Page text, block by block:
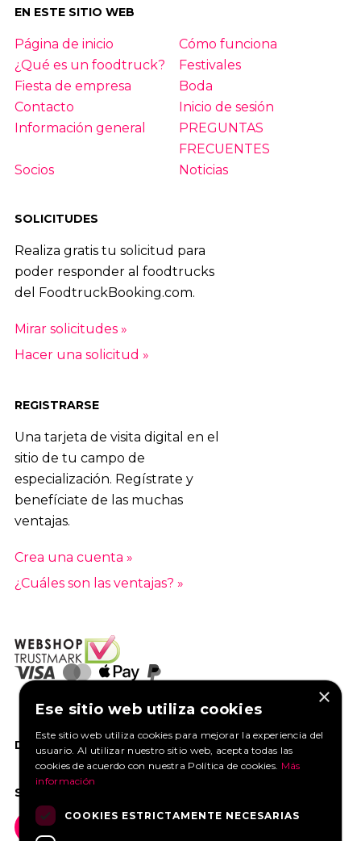
EN ESTE SITIO WEB
Página de inicio
Cómo funciona
¿Qué es un foodtruck?
Festivales
Fiesta de empresa
Boda
Contacto
Inicio de sesión
Información general
PREGUNTAS
FRECUENTES
Socios
Noticias
SOLICITUDES
Realiza gratis tu solicitud para
poder responder al foodtrucks
del FoodtruckBooking.com.
Mirar solicitudes »
Hacer una solicitud »
REGISTRARSE
Una tarjeta de visita digital en el
sitio de tu campo de
especialización. Regístrate y
benefíciate de las muchas
ventajas.
Crea una cuenta »
¿Cuáles son las ventajas? »
DANOS UN ME GUSTA EN FACEBOOK
SOCIAL MEDIA
×
Ese sitio web utiliza cookies
Este sitio web utiliza cookies para mejorar la experiencia del
usuario. Al utilizar nuestro sitio web, acepta todas las
cookies de acuerdo con nuestra Política de cookies. Más
información
COOKIES ESTRICTAMENTE NECESARIAS